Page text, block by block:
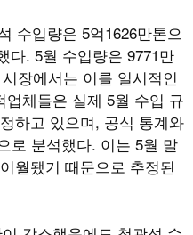
수입량은 5억1626만톤으
다. 5월 수입량은 9771만
장에서는 이를 일시적인
체들은 실제 5월 수입 규
하고 있으며, 공식 통계와
로 분석했다. 이는 5월 말
월됐기 때문으로 추정된